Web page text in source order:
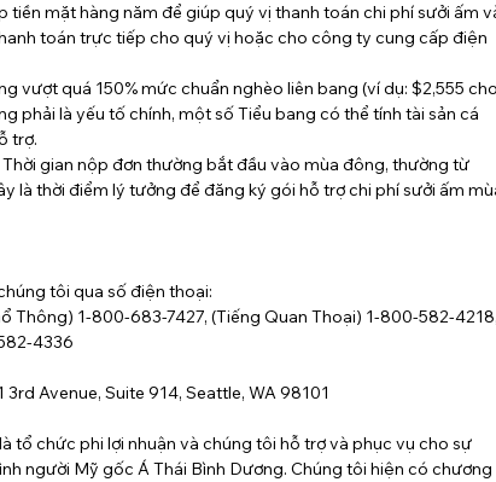
mặt hàng năm để giúp quý vị thanh toán chi phí sưởi ấm
toán trực tiếp cho quý vị hoặc cho công ty cung cấp điện
vượt quá 150% mức chuẩn nghèo liên bang (ví dụ: $2,555 cho
phải là yếu tố chính, một số Tiểu bang có thể tính tài sản cá
trợ.
gian nộp đơn thường bắt đầu vào mùa đông, thường từ
là thời điểm lý tưởng để đăng ký gói hỗ trợ chi phí sưởi ấm
tôi qua số điện thoại:
Phổ Thông) 1-800-683-7427, (Tiếng Quan Thoại) 1-800-582-4218,
4336
3rd Avenue, Suite 914, Seattle, WA 98101
tổ chức phi lợi nhuận và chúng tôi hỗ trợ và phục vụ cho sự
người Mỹ gốc Á Thái Bình Dương. Chúng tôi hiện có chương